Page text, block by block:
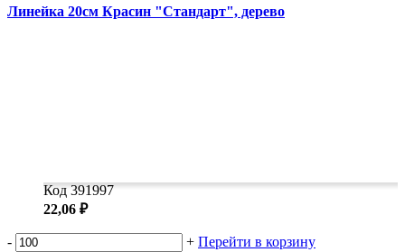
Линейка 20см Красин "Стандарт", дерево
Код 391997
22,06 ₽
- + Перейти в корзину